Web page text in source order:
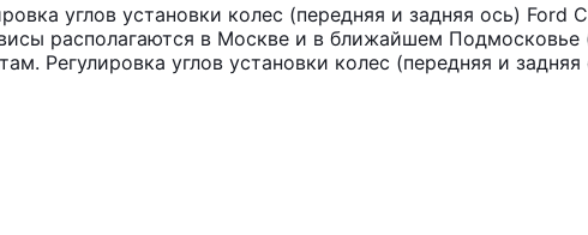
углов установки колес (передняя и задняя ось) Ford
располагаются в Москве и в ближайшем
Регулировка углов установки колес (передняя и